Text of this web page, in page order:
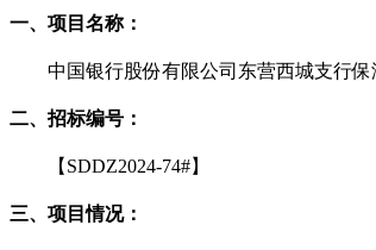
一、 项目名称：
中国银行股份有限公司东营西城支行保
二、 招标编号：
【 SDDZ2024-74#】
三、 项目情况：